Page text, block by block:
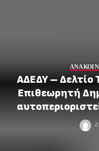
ΑΔΕΔΥ – Δελτίο
Επιθεωρητή